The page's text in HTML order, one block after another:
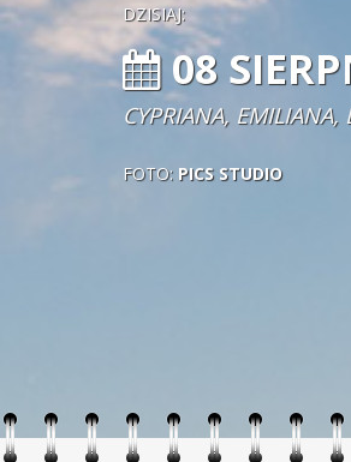
DZISIAJ:
08
CYPRIANA,
FOTO: PICS STUDIO